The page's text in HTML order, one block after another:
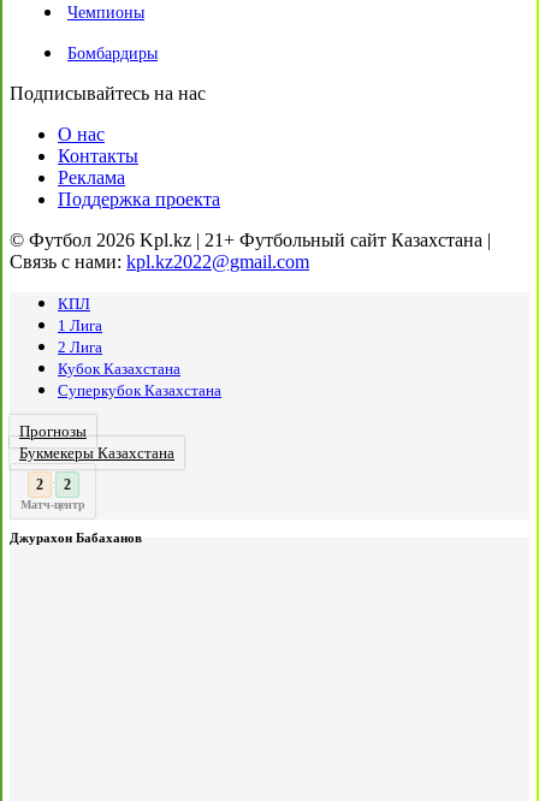
Чемпионы
Бомбардиры
Подписывайтесь на нас
О нас
Контакты
Реклама
Поддержка проекта
© Футбол 2026 Kpl.kz | 21+ Футбольный сайт Казахстана |
Связь с нами: kpl.kz2022@gmail.com
КПЛ
1 Лига
2 Лига
Кубок Казахстана
Суперкубок Казахстана
Прогнозы
Букмекеры Казахстана
3 : 2
Матч-центр
Джурахон Бабаханов